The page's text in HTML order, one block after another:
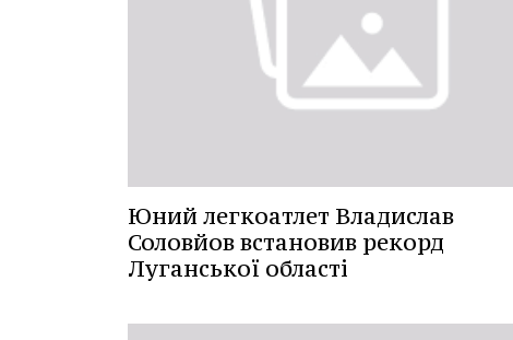
Юний легкоатлет Владислав
Соловйов встановив рекорд
Луганської області